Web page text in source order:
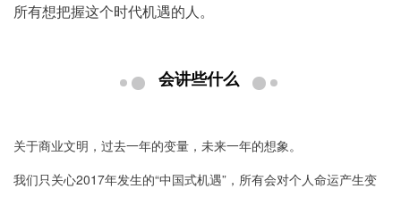
所有想把握这个时代机遇的人。
会讲些什么
关于商业文明，过去一年的变量，未来一年的想象。
我们只关心2017年发生的“中国式机遇”，所有会对个人命运产生变